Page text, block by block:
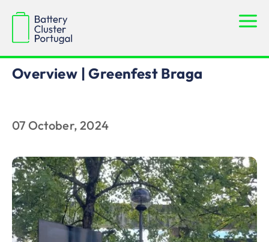
News
Overview | Greenfest Braga
07 October, 2024